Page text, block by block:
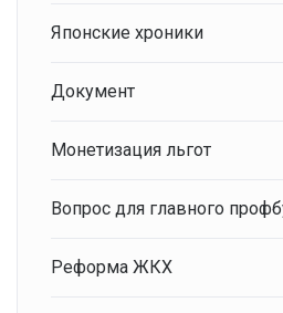
Японские хроники
Документ
Монетизация льгот
Вопрос для главного
Реформа ЖКХ